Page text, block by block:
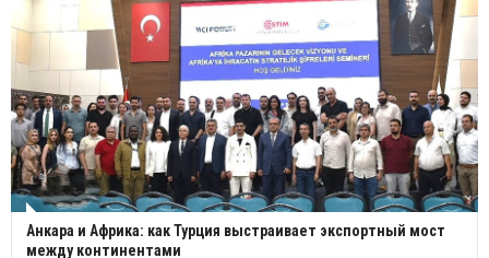
Анкара и Африка: как Турция выстраивает экспортный мост
между континентами